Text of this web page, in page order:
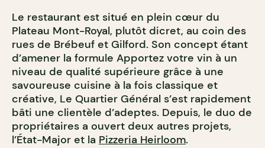
Le restaurant est situé en plein cœur du
Plateau Mont-Royal, plutôt dicret, au coin des
rues de Brébeuf et Gilford. Son concept étant
d’amener la formule Apportez votre vin à un
niveau de qualité supérieure grâce à une
savoureuse cuisine à la fois classique et
créative, Le Quartier Général s’est rapidement
bâti une clientèle d’adeptes. Depuis, le duo de
propriétaires a ouvert deux autres projets,
l’État-Major et la Pizzeria Heirloom.